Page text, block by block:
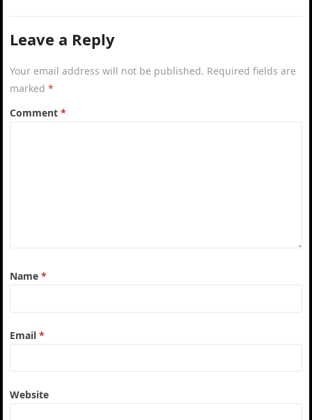
Leave a Reply
Your email address will not be published. Required fields are
marked*
Comment*
Name*
Email*
Website